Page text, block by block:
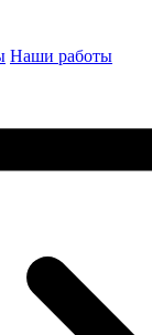
Наши работы